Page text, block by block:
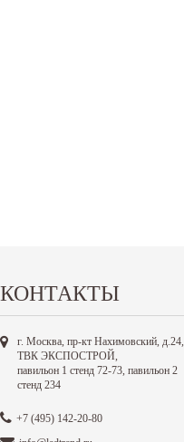
КОНТАКТЫ
г. Москва, пр-кт Нахимовский, д.24,
ТВК ЭКСПОСТРОЙ,
павильон 1 стенд 72-73, павильон 2
стенд 234
+7 (495) 142-20-80